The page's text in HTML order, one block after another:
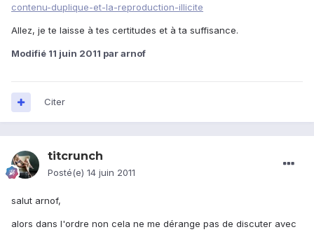
contenu-duplique-et-la-reproduction-illicite
Allez, je te laisse à tes certitudes et à ta suffisance.
Modifié 11 juin 2011 par arnof
Citer
titcrunch
Posté(e) 14 juin 2011
salut arnof,
alors dans l'ordre non cela ne me dérange pas de discuter avec